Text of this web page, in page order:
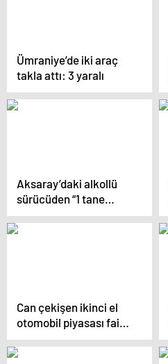
Ümraniye’de iki araç
takla attı: 3 yaralı
Aksaray’daki alkollü
sürücüden “1 tane
içtim” savunması
Can çekişen ikinci el
otomobil piyasası faiz
artırımıyla kontak
kapattı